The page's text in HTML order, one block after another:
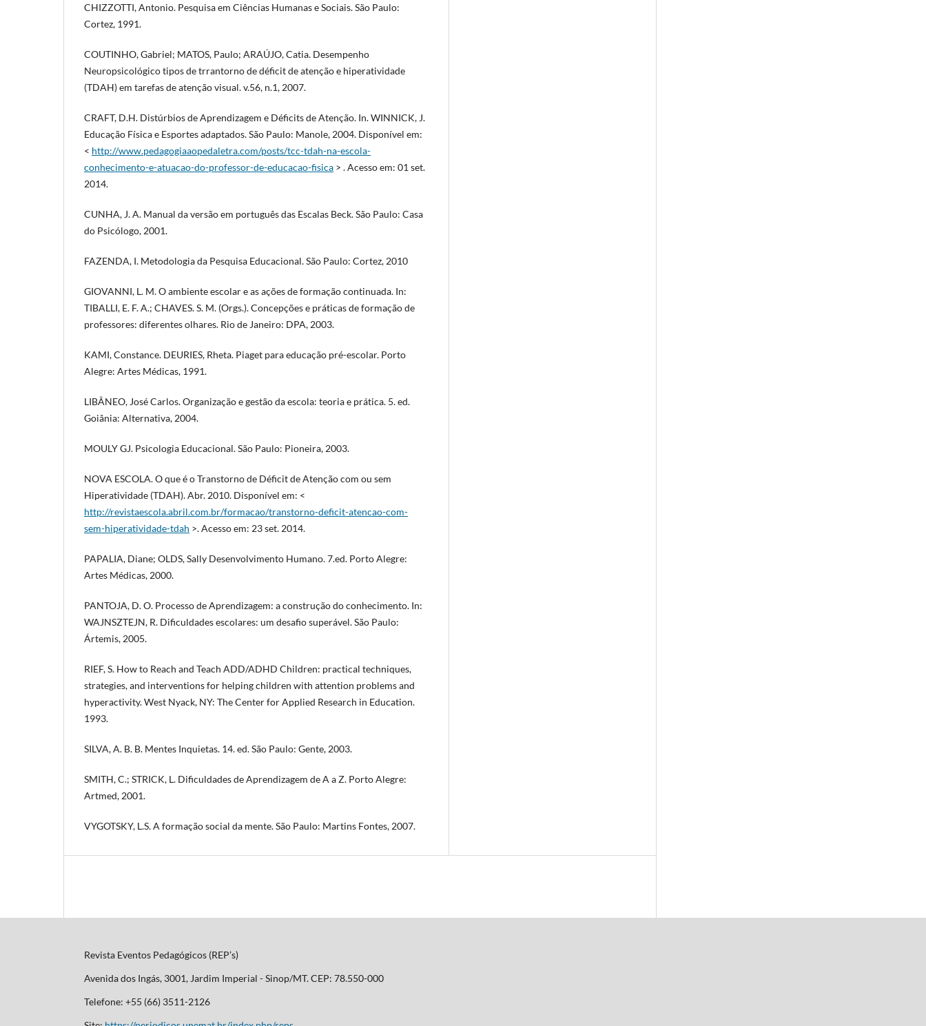
CHIZZOTTI, Antonio. Pesquisa em Ciências Humanas e Sociais. São Paulo:
Cortez, 1991.
COUTINHO, Gabriel; MATOS, Paulo; ARAÚJO, Catia. Desempenho
Neuropsicológico tipos de trrantorno de déficit de atenção e hiperatividade
(TDAH) em tarefas de atenção visual. v.56, n.1, 2007.
CRAFT, D.H. Distúrbios de Aprendizagem e Déficits de Atenção. In. WINNICK, J.
Educação Física e Esportes adaptados. São Paulo: Manole, 2004. Disponível em:
< http://www.pedagogiaaopedaletra.com/posts/tcc-tdah-na-escola-
conhecimento-e-atuacao-do-professor-de-educacao-fisica > . Acesso em: 01 set.
2014.
CUNHA, J. A. Manual da versão em português das Escalas Beck. São Paulo: Casa
do Psicólogo, 2001.
FAZENDA, I. Metodologia da Pesquisa Educacional. São Paulo: Cortez, 2010
GIOVANNI, L. M. O ambiente escolar e as ações de formação continuada. In:
TIBALLI, E. F. A.; CHAVES. S. M. (Orgs.). Concepções e práticas de formação de
professores: diferentes olhares. Rio de Janeiro: DPA, 2003.
KAMI, Constance. DEURIES, Rheta. Piaget para educação pré-escolar. Porto
Alegre: Artes Médicas, 1991.
LIBÂNEO, José Carlos. Organização e gestão da escola: teoria e prática. 5. ed.
Goiânia: Alternativa, 2004.
MOULY GJ. Psicologia Educacional. São Paulo: Pioneira, 2003.
NOVA ESCOLA. O que é o Transtorno de Déficit de Atenção com ou sem
Hiperatividade (TDAH). Abr. 2010. Disponível em: <
http://revistaescola.abril.com.br/formacao/transtorno-deficit-atencao-com-
sem-hiperatividade-tdah >. Acesso em: 23 set. 2014.
PAPALIA, Diane; OLDS, Sally Desenvolvimento Humano. 7.ed. Porto Alegre:
Artes Médicas, 2000.
PANTOJA, D. O. Processo de Aprendizagem: a construção do conhecimento. In:
WAJNSZTEJN, R. Dificuldades escolares: um desafio superável. São Paulo:
Ártemis, 2005.
RIEF, S. How to Reach and Teach ADD/ADHD Children: practical techniques,
strategies, and interventions for helping children with attention problems and
hyperactivity. West Nyack, NY: The Center for Applied Research in Education.
1993.
SILVA, A. B. B. Mentes Inquietas. 14. ed. São Paulo: Gente, 2003.
SMITH, C.; STRICK, L. Dificuldades de Aprendizagem de A a Z. Porto Alegre:
Artmed, 2001.
VYGOTSKY, L.S. A formação social da mente. São Paulo: Martins Fontes, 2007.
Revista Eventos Pedagógicos (REP’s)
Avenida dos Ingás, 3001, Jardim Imperial - Sinop/MT. CEP: 78.550-000
Telefone: +55 (66) 3511-2126